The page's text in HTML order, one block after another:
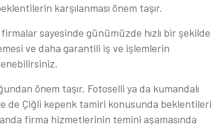
karşılanması önem taşır.
sayesinde günümüzde hızlı bir şekilde
ve daha garantili iş ve işlemlerin
önem taşır. Fotoselli ya da kumandalı
de Çiğli kepenk tamiri konusunda beklentileri
firma hizmetlerinin temini aşamasında